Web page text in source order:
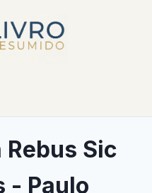
Rebus Sic
- Paulo